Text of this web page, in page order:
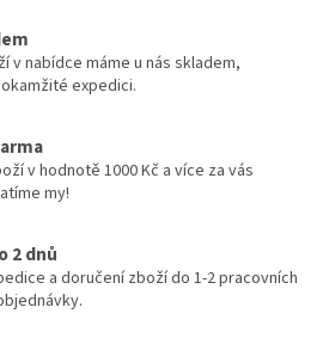
v nabídce máme u nás skladem,
expedici.
v hodnotě 1000 Kč a více za vás
my!
2 dnů
a doručení zboží do 1-2 pracovních